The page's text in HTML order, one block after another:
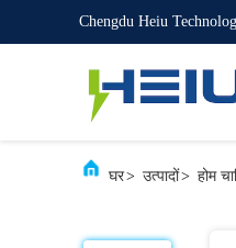
Chengdu Heiu
घर> उत्पादों> होम